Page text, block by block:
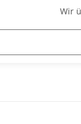
Wir